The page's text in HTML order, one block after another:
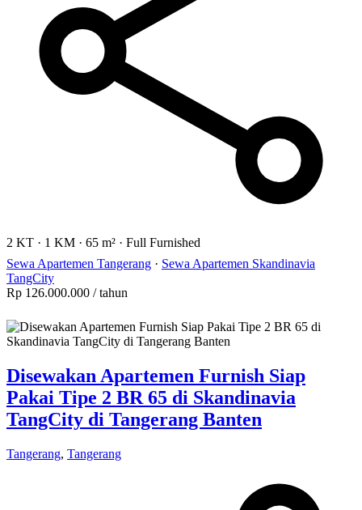
2 KT · 1 KM · 65 m² · Full Furnished
Sewa Apartemen Tangerang · Sewa Apartemen Skandinavia
TangCity
Rp 126.000.000 / tahun
Disewakan Apartemen Furnish Siap
Pakai Tipe 2 BR 65 di Skandinavia
TangCity di Tangerang Banten
Tangerang, Tangerang